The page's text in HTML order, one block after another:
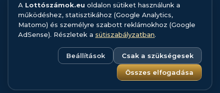
RÓLUNK
KAPCSOLAT
HIBABEJELENTÉS
ADATFORRÁS ÉS MÓDSZERTAN
ADATKEZELÉS
SÜTISZABÁLYZAT
A Lottószámok.eu oldalon sütiket használunk a
működéshez, statisztikához (Google Analytics,
Matomo) és személyre szabott reklámokhoz (Google
AdSense). Részletek a sütiszabályzatban.
Beállítások Csak a szükségesek
Összes elfogadása